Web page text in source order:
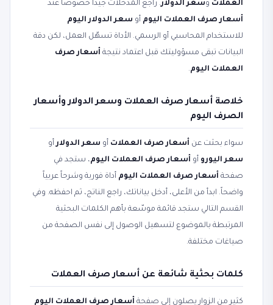
العملات وسعر الدولار. راجع المدخلات جيداً خصوصاً عند
أسعار صرف العملات اليوم أو سعر الدولار اليوم
للاستخدام المحاسبي أو الرسمي. الأداة تسهّل العمل، لكن دقة
البيانات تبقى مسؤوليتك قبل اعتماد نتيجة أسعار صرف
العملات اليوم.
خلاصة أسعار صرف العملات وسعر الدولار وأسعار
الصرف اليوم
سواء بحثت عن أسعار صرف العملات أو سعر الدولارأو
سعر اليورو أو أسعار صرف العملات اليوم، ستجد في
صفحة أسعار صرف العملات اليوم أداة فورية وشرحاً عربياً
واضحاً. ابدأ من الأعلى، أدخل بياناتك، راجع الناتج، ثم احفظه. وفي
القسم التالي ستجد قائمة موسّعة بأهم الكلمات البحثية
المرتبطة بالموضوع لتسهيل الوصول إلى نفس الصفحة من
صياغات مختلفة.
كلمات بحثية شائعة عن أسعار صرف العملات
كثير من الزوار يصلون إلى صفحة أسعار صرف العملات اليوم